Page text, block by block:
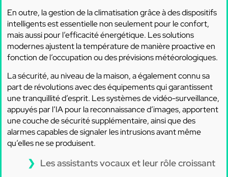
En outre, la gestion de la climatisation grâce à des dispositifs
intelligents est essentielle non seulement pour le confort,
mais aussi pour l’efficacité énergétique. Les solutions
modernes ajustent la température de manière proactive en
fonction de l’occupation ou des prévisions météorologiques.
La sécurité, au niveau de la maison, a également connu sa
part de révolutions avec des équipements qui garantissent
une tranquillité d’esprit. Les systèmes de vidéo-surveillance,
appuyés par l’IA pour la reconnaissance d’images, apportent
une couche de sécurité supplémentaire, ainsi que des
alarmes capables de signaler les intrusions avant même
qu’elles ne se produisent.
Les assistants vocaux et leur rôle croissant